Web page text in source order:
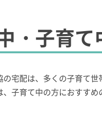
・子育て
の宅配は、多くの子育て
子育て中の方におすすめ